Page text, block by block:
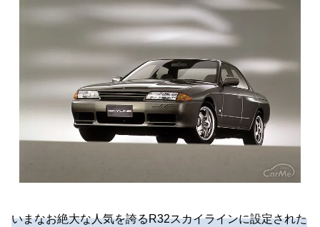
いまなお絶大な人気を誇るR32スカイラインに設定された